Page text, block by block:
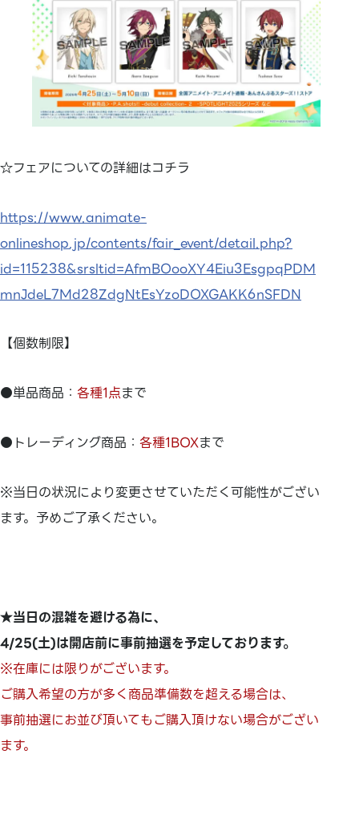
☆フェアについての詳細はコチラ
https://www.animate-
onlineshop.jp/contents/fair_event/detail.php?
id=115238&srsltid=AfmBOooXY4Eiu3EsgpqPDM
mnJdeL7Md28ZdgNtEsYzoDOXGAKK6nSFDN
【個数制限】
●単品商品： 各種1点まで
●トレーディング商品： 各種1BOXまで
※当日の状況により変更させていただく可能性がござい
ます。予めご了承ください。
★当日の混雑を避ける為に、
4/25(土)は開店前に事前抽選を予定しております。
※在庫には限りがございます。
ご購入希望の方が多く商品準備数を超える場合は、
事前抽選にお並び頂いてもご購入頂けない場合がござい
ます。